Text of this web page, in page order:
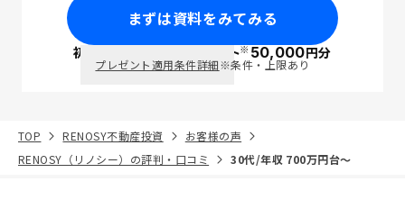
まずは資料をみてみる
初回面談で ポイント※50,000円分
プレゼント適用条件詳細※条件・上限あり
TOP RENOSY不動産投資
お客様の声
RENOSY（リノシー）の評判・口コミ
30代/年収 700万円台〜